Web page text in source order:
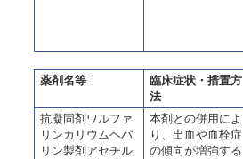
薬剤名等
臨床症状・措置方
法
抗凝固剤ワルファ
リンカリウムヘパ
リン製剤アセチル
本剤との併用によ
り、出血や血栓症
の傾向が増強する